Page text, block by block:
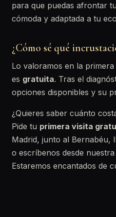
para que puedas afrontar
cómoda y adaptada a tu
¿Cómo sé qué
Lo valoramos en la primera
es gratuita. Tras el
opciones disponibles y su
¿Quieres saber cuánto
Pide tu primera visita
Madrid, junto al Bernabéu,
o escríbenos desde nuestra
Estaremos encantados de